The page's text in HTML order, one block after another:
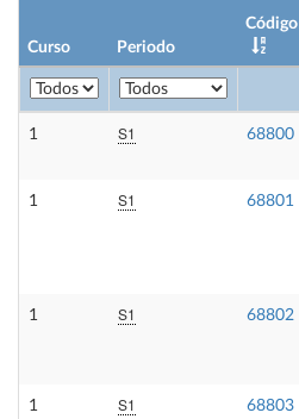
Curso Periodo
Código
1 S1 68800
1 S1 68801
1 S1 68802
1 S1 68803